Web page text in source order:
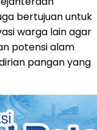
bertujuan untuk
warga lain agar
potensi alam
pangan yang